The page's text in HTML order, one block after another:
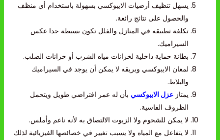
يسهل تنظيف أرضيات الايبوكسي بسهولة باستخدام أي منظف
والحصول على نتائج رائعة.
تكلفة تطبيقه في المنازل والفلل تكون بسيطة جدا عكس
السيراميك.
بطانة حماية داخلية لخزانات مياه الشرب أو خزانات الصلب.
لمعان الايبوكسي وبريقه لا يمكن أن يوجد في السيراميك
والبلاط.
يمتاز عزل الايبوكسي بأن له عمر افتراضي طويل ويتحمل
الظروف القاسية.
لا يمكن للشحوم ولا الزيوت الالتصاق به لأنه ناعم وأملس.
لا يتفاعل مع المياه ولا يسبب تغيير في خصائصها الفيزيائية لذلك